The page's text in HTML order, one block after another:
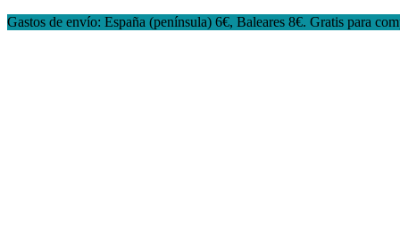
Gastos de envío: España (península) 6€, Baleares 8€. Gratis para